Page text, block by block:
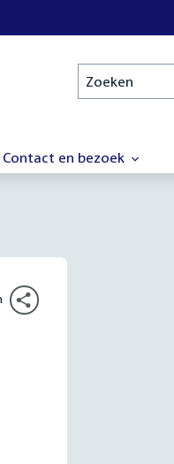
Zoeken
Contact en bezoek